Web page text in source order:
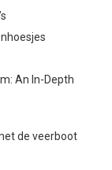
An In-Depth
de veerboot